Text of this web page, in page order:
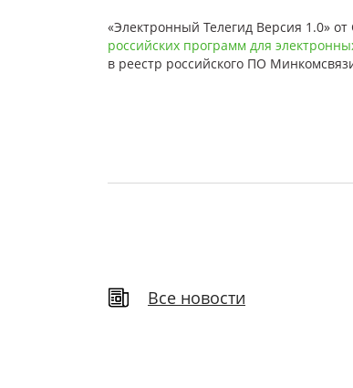
«Электронный Телегид Версия 1.0»
российских программ для
в реестр российского ПО
Все новости